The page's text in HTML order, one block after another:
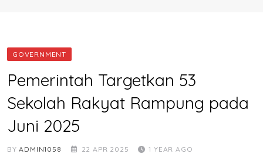
GOVERNMENT
Pemerintah Targetkan 53
Sekolah Rakyat Rampung pada
Juni 2025
BYADMIN1058 22 APR 2025 1 YEAR AGO